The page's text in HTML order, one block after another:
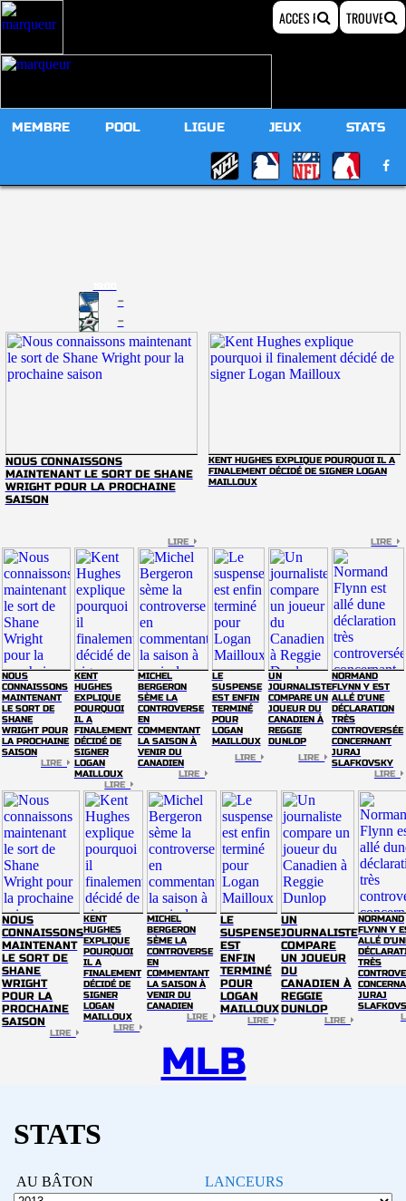
MEMBRE POOL LIGUE JEUX STATS
-
-
NOUS CONNAISSONS
MAINTENANT LE SORT DE SHANE
WRIGHT POUR LA PROCHAINE
SAISON
LIRE
KENT HUGHES EXPLIQUE POURQUOI IL A
FINALEMENT DÉCIDÉ DE SIGNER LOGAN
MAILLOUX
LIRE
NOUS
CONNAISSONS
MAINTENANT
LE SORT DE
SHANE
WRIGHT POUR
LA PROCHAINE
SAISON
LIRE
KENT
HUGHES
EXPLIQUE
POURQUOI
IL A
FINALEMENT
DÉCIDÉ DE
SIGNER
LOGAN
MAILLOUX
LIRE
MICHEL
BERGERON
SÈME LA
CONTROVERSE
EN
COMMENTANT
LA SAISON À
VENIR DU
CANADIEN
LIRE
LE
SUSPENSE
EST ENFIN
TERMINÉ
POUR
LOGAN
MAILLOUX
LIRE
UN
JOURNALISTE
COMPARE UN
JOUEUR DU
CANADIEN À
REGGIE
DUNLOP
LIRE
NORMAND
FLYNN Y EST
ALLÉ D'UNE
DÉCLARATION
TRÈS
CONTROVERSÉE
CONCERNANT
JURAJ
SLAFKOVSKY
LIRE
NOUS
CONNAISSONS
MAINTENANT
LE SORT DE
SHANE
WRIGHT
POUR LA
PROCHAINE
SAISON
LIRE
KENT
HUGHES
EXPLIQUE
POURQUOI
IL A
FINALEMENT
DÉCIDÉ DE
SIGNER
LOGAN
MAILLOUX
LIRE
MICHEL
BERGERON
SÈME LA
CONTROVERSE
EN
COMMENTANT
LA SAISON À
VENIR DU
CANADIEN
LIRE
LE
SUSPENSE
EST
ENFIN
TERMINÉ
POUR
LOGAN
MAILLOUX
LIRE
UN
JOURNALISTE
COMPARE
UN JOUEUR
DU
CANADIEN À
REGGIE
DUNLOP
LIRE
NORMAND
FLYNN Y
ALLÉ
TRÈS
JURAJ
MLB
STATS
AU BÂTON LANCEURS